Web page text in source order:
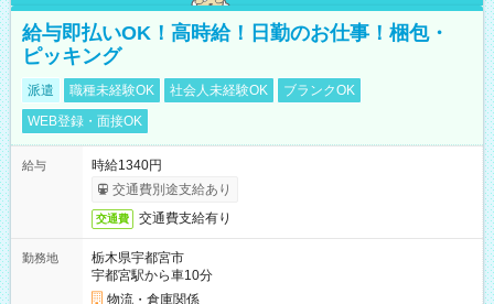
給与即払いOK！高時給！日勤のお仕事！梱包・
ピッキング
派遣 職種未経験OK 社会人未経験OK
ブランクOK
WEB登録・面接OK
給与
時給1340円
交通費別途支給あり
交通費 交通費支給有り
勤務地
栃木県宇都宮市
宇都宮駅から車10分
物流・倉庫関係